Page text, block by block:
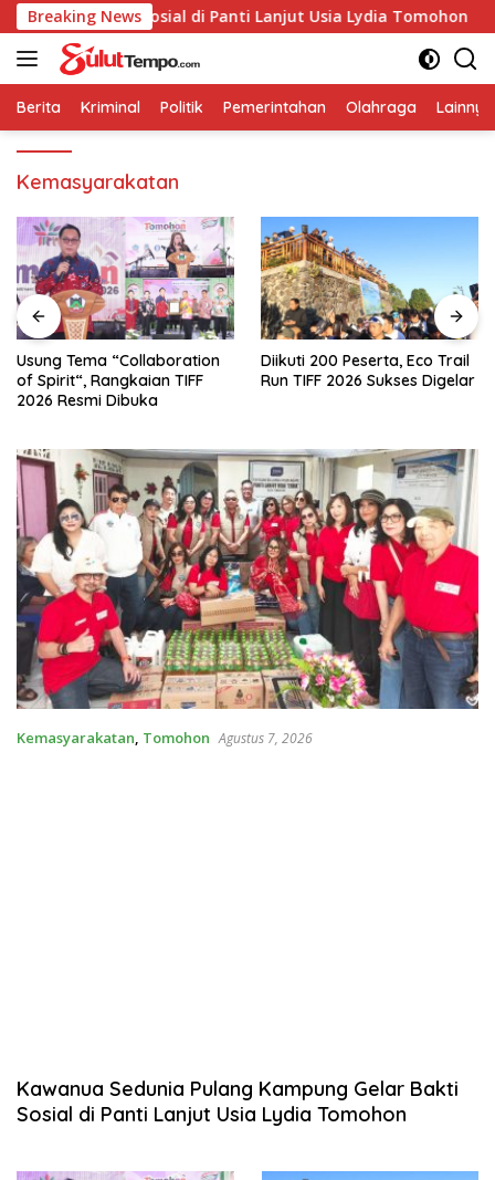
Langsung
ke
konten
Breaking News
Bakti Sosial di Panti Lanjut Usia Lydia Tomohon
Berita Kriminal Politik Pemerintahan Olahraga Lainnya
Kemasyarakatan
Usung Tema “Collaboration
of Spirit“, Rangkaian TIFF
2026 Resmi Dibuka
Diikuti 200 Peserta, Eco Trail
Run TIFF 2026 Sukses Digelar
Kemasyarakatan, Tomohon Agustus 7, 2026
Kawanua Sedunia Pulang Kampung Gelar Bakti
Sosial di Panti Lanjut Usia Lydia Tomohon